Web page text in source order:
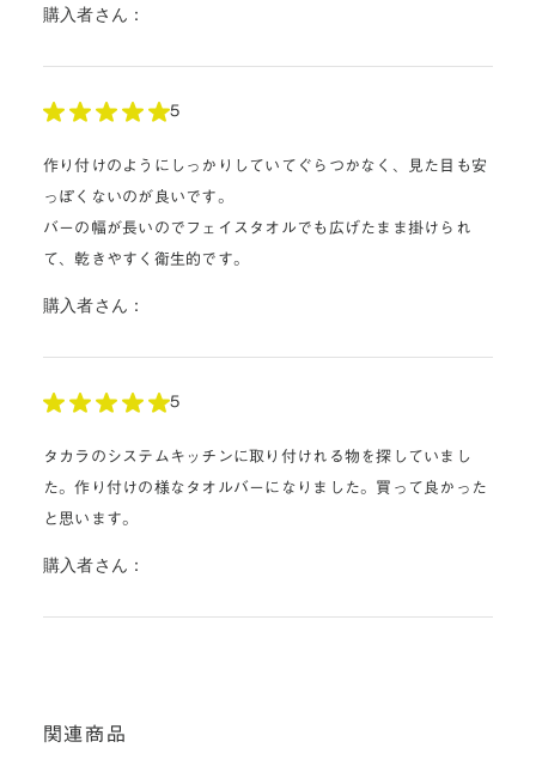
購入者さん：
5
作り付けのようにしっかりしていてぐらつかなく、見た目も安
っぽくないのが良いです。
バーの幅が長いのでフェイスタオルでも広げたまま掛けられ
て、乾きやすく衛生的です。
購入者さん：
5
タカラのシステムキッチンに取り付けれる物を探していまし
た。作り付けの様なタオルバーになりました。買って良かった
と思います。
購入者さん：
関連商品